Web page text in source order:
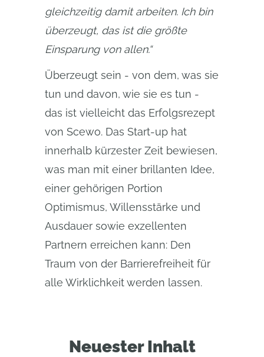
gleichzeitig damit arbeiten. Ich bin
überzeugt, das ist die größte
Einsparung von allen.“
Überzeugt sein - von dem, was sie
tun und davon, wie sie es tun -
das ist vielleicht das Erfolgsrezept
von Scewo. Das Start-up hat
innerhalb kürzester Zeit bewiesen,
was man mit einer brillanten Idee,
einer gehörigen Portion
Optimismus, Willensstärke und
Ausdauer sowie exzellenten
Partnern erreichen kann: Den
Traum von der Barrierefreiheit für
alle Wirklichkeit werden lassen.
Neuester Inhalt